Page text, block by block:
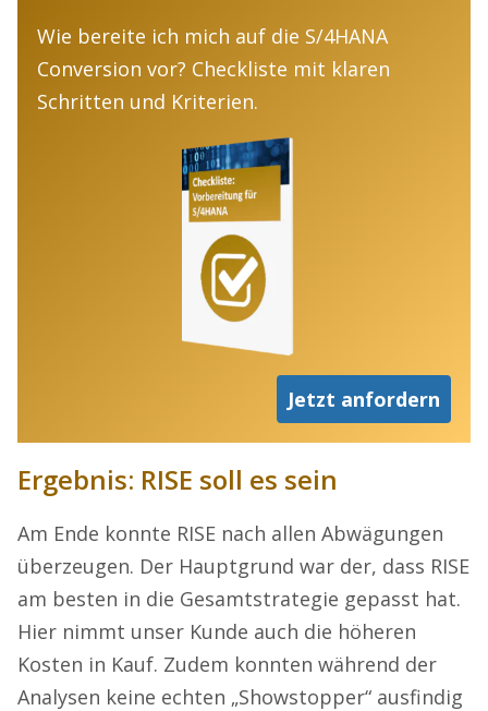
Wie bereite ich mich auf die S/4HANA
Conversion vor? Checkliste mit klaren
Schritten und Kriterien.
Jetzt anfordern
Ergebnis: RISE soll es sein
Am Ende konnte RISE nach allen Abwägungen
überzeugen. Der Hauptgrund war der, dass RISE
am besten in die Gesamtstrategie gepasst hat.
Hier nimmt unser Kunde auch die höheren
Kosten in Kauf. Zudem konnten während der
Analysen keine echten „Showstopper“ ausfindig